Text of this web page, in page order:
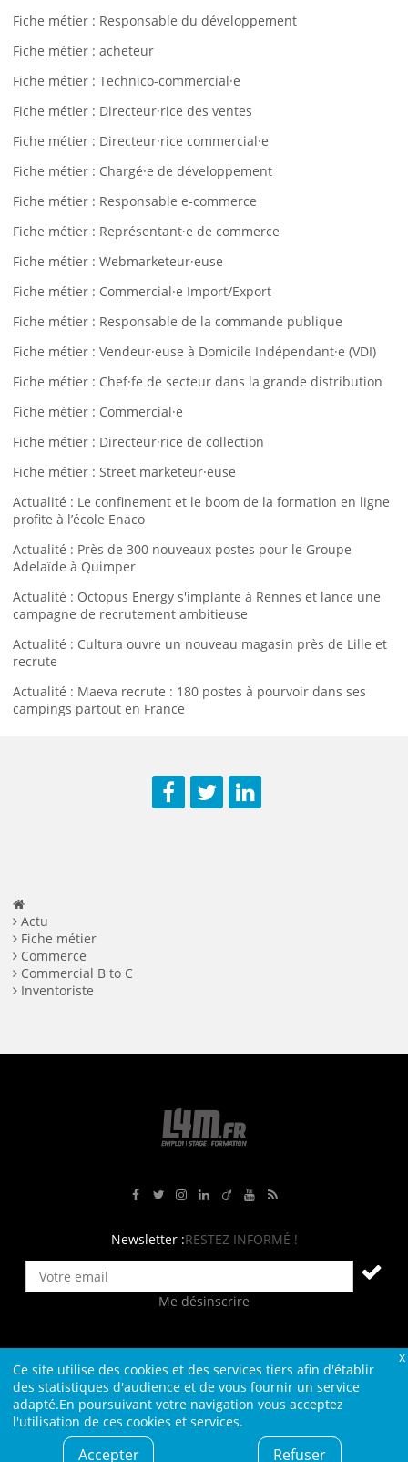
Ce site utilise des cookies et des services tiers afin d'établir
des statistiques d'audience et de vous fournir un service
adapté.En poursuivant votre navigation vous acceptez
l'utilisation de ces cookies et services.
Accepter Refuser
Fiche métier : Responsable du développement
Fiche métier : acheteur
Fiche métier : Technico-commercial·e
Fiche métier : Directeur·rice des ventes
Fiche métier : Directeur·rice commercial·e
Fiche métier : Chargé·e de développement
Fiche métier : Responsable e-commerce
Fiche métier : Représentant·e de commerce
Fiche métier : Webmarketeur·euse
Fiche métier : Commercial·e Import/Export
Fiche métier : Responsable de la commande publique
Fiche métier : Vendeur·euse à Domicile Indépendant·e (VDI)
Fiche métier : Chef·fe de secteur dans la grande distribution
Fiche métier : Commercial·e
Fiche métier : Directeur·rice de collection
Fiche métier : Street marketeur·euse
Actualité : Le confinement et le boom de la formation en ligne
profite à l’école Enaco
Actualité : Près de 300 nouveaux postes pour le Groupe
Adelaïde à Quimper
Actualité : Octopus Energy s'implante à Rennes et lance une
campagne de recrutement ambitieuse
Actualité : Cultura ouvre un nouveau magasin près de Lille et
recrute
Actualité : Maeva recrute : 180 postes à pourvoir dans ses
campings partout en France
Actu
Fiche métier
Commerce
Commercial B to C
Inventoriste
Newsletter :RESTEZ INFORMÉ !
Me désinscrire
Contact Plan du site Qui sommes-nous ?
Liens
Charte L4M
Conditions Générales
Cookies et confidentialité
Informations légales